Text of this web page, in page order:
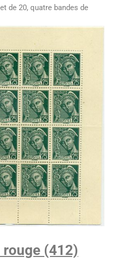
de 20, quatre bandes de
(412)